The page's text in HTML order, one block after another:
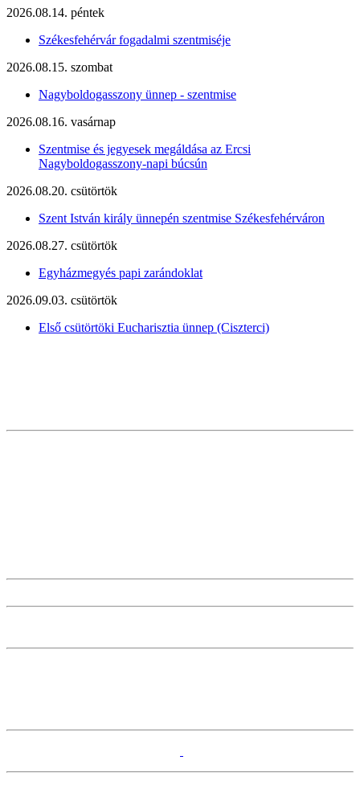
2026.08.14. péntek
Székesfehérvár fogadalmi szentmiséje
2026.08.15. szombat
Nagyboldogasszony ünnep - szentmise
2026.08.16. vasárnap
Szentmise és jegyesek megáldása az Ercsi
Nagyboldogasszony-napi búcsún
2026.08.20. csütörtök
Szent István király ünnepén szentmise Székesfehérváron
2026.08.27. csütörtök
Egyházmegyés papi zarándoklat
2026.09.03. csütörtök
Első csütörtöki Eucharisztia ünnep (Ciszterci)